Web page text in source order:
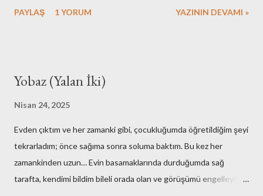
gerekli resmi hazırlıklar. Neredeyse tüm işlemleri kendimiz yaptık.
taşıyışım ve aylarca onları kullandığımız hala hatırımda. Mesela
adam etmek için az çaba sarf etmedik. Mutfak gereçlerimizi temiz
tutmak için yaptıklarımızı kime anlatsam inanmaz! Aşağıdaki
fotoğraflar çalışma ortamımızın ilk fotoğrafları olabilir. Yok merak
etmeyin, bunları o eski günler ede...
PAYLAŞ 1 YORUM YAZININ DEVAMI »
Yobaz (Yalan İki)
Nisan 24, 2025
Evden çıktım ve her zamanki gibi, çocukluğumda öğretildiğim şeyi
tekrarladım; önce sağıma sonra soluma baktım. Bu kez her
zamankinden uzun… Evin basamaklarında durduğumda sağ
tarafta, kendimi bildim bileli orada olan ve görüşümü engelleyip,